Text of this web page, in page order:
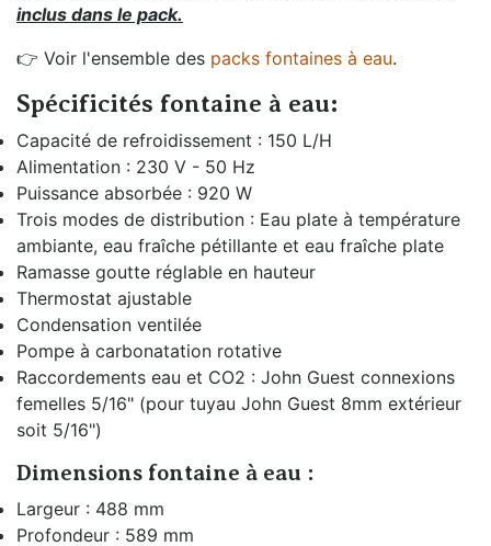
inclus dans le pack.
👉 Voir l'ensemble des packs fontaines à eau.
Spécificités fontaine à eau:
Capacité de refroidissement : 150 L/H
Alimentation : 230 V - 50 Hz
Puissance absorbée : 920 W
Trois modes de distribution : Eau plate à température
ambiante, eau fraîche pétillante et eau fraîche plate
Ramasse goutte réglable en hauteur
Thermostat ajustable
Condensation ventilée
Pompe à carbonatation rotative
Raccordements eau et CO2 : John Guest connexions
femelles 5/16" (pour tuyau John Guest 8mm extérieur
soit 5/16")
Dimensions fontaine à eau :
Largeur : 488 mm
Profondeur : 589 mm